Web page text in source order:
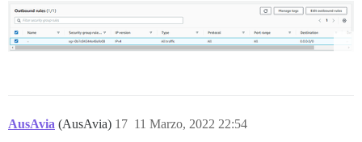
AusAvia (AusAvia) 11 Marzo, 2022 22:54
17